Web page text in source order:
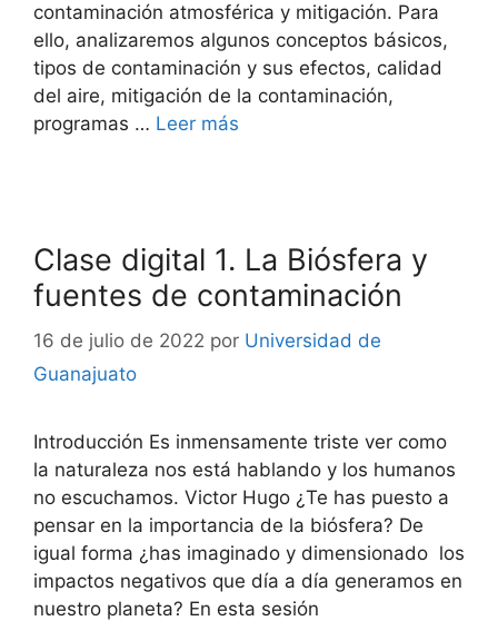
contaminación atmosférica y mitigación. Para
ello, analizaremos algunos conceptos básicos,
tipos de contaminación y sus efectos, calidad
del aire, mitigación de la contaminación,
programas … Leer más
Clase digital 1. La Biósfera y
fuentes de contaminación
16 de julio de 2022 por Universidad de
Guanajuato
Introducción Es inmensamente triste ver como
la naturaleza nos está hablando y los humanos
no escuchamos. Victor Hugo ¿Te has puesto a
pensar en la importancia de la biósfera? De
igual forma ¿has imaginado y dimensionado los
impactos negativos que día a día generamos en
nuestro planeta? En esta sesión